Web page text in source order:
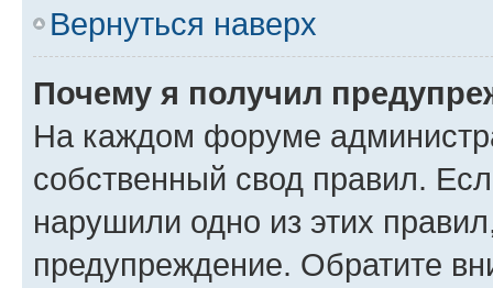
Вернуться наверх
Почему я получил
На каждом форуме
собственный свод правил.
нарушили одно из этих
предупреждение. Обратите